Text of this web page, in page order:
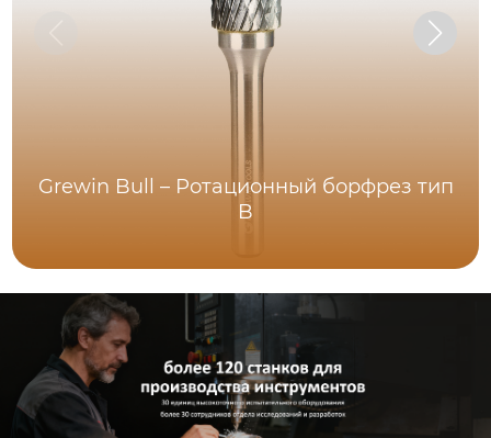
Grewin Bull – Ротационный борфрез тип
B